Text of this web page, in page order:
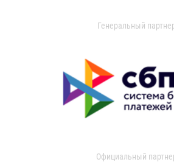
Генеральный
Официальный